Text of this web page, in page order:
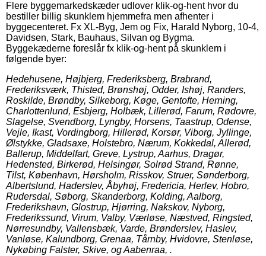
Flere byggemarkedskæder udlover klik-og-hent hvor du
bestiller billig skunklem hjemmefra men afhenter i
byggecenteret. Fx XL-Byg, Jem og Fix, Harald Nyborg, 10-4,
Davidsen, Stark, Bauhaus, Silvan og Bygma.
Byggekæderne foreslår fx klik-og-hent på skunklem i
følgende byer:
Hedehusene, Højbjerg, Frederiksberg, Brabrand,
Frederiksværk, Thisted, Brønshøj, Odder, Ishøj, Randers,
Roskilde, Brøndby, Silkeborg, Køge, Gentofte, Herning,
Charlottenlund, Esbjerg, Holbæk, Lillerød, Farum, Rødovre,
Slagelse, Svendborg, Lyngby, Horsens, Taastrup, Odense,
Vejle, Ikast, Vordingborg, Hillerød, Korsør, Viborg, Jyllinge,
Ølstykke, Gladsaxe, Holstebro, Nærum, Kokkedal, Allerød,
Ballerup, Middelfart, Greve, Lystrup, Aarhus, Dragør,
Hedensted, Birkerød, Helsingør, Solrød Strand, Rønne,
Tilst, København, Hørsholm, Risskov, Struer, Sønderborg,
Albertslund, Haderslev, Åbyhøj, Fredericia, Herlev, Hobro,
Rudersdal, Søborg, Skanderborg, Kolding, Aalborg,
Frederikshavn, Glostrup, Hjørring, Nakskov, Nyborg,
Frederikssund, Virum, Valby, Værløse, Næstved, Ringsted,
Nørresundby, Vallensbæk, Varde, Brønderslev, Haslev,
Vanløse, Kalundborg, Grenaa, Tårnby, Hvidovre, Stenløse,
Nykøbing Falster, Skive, og Aabenraa, .